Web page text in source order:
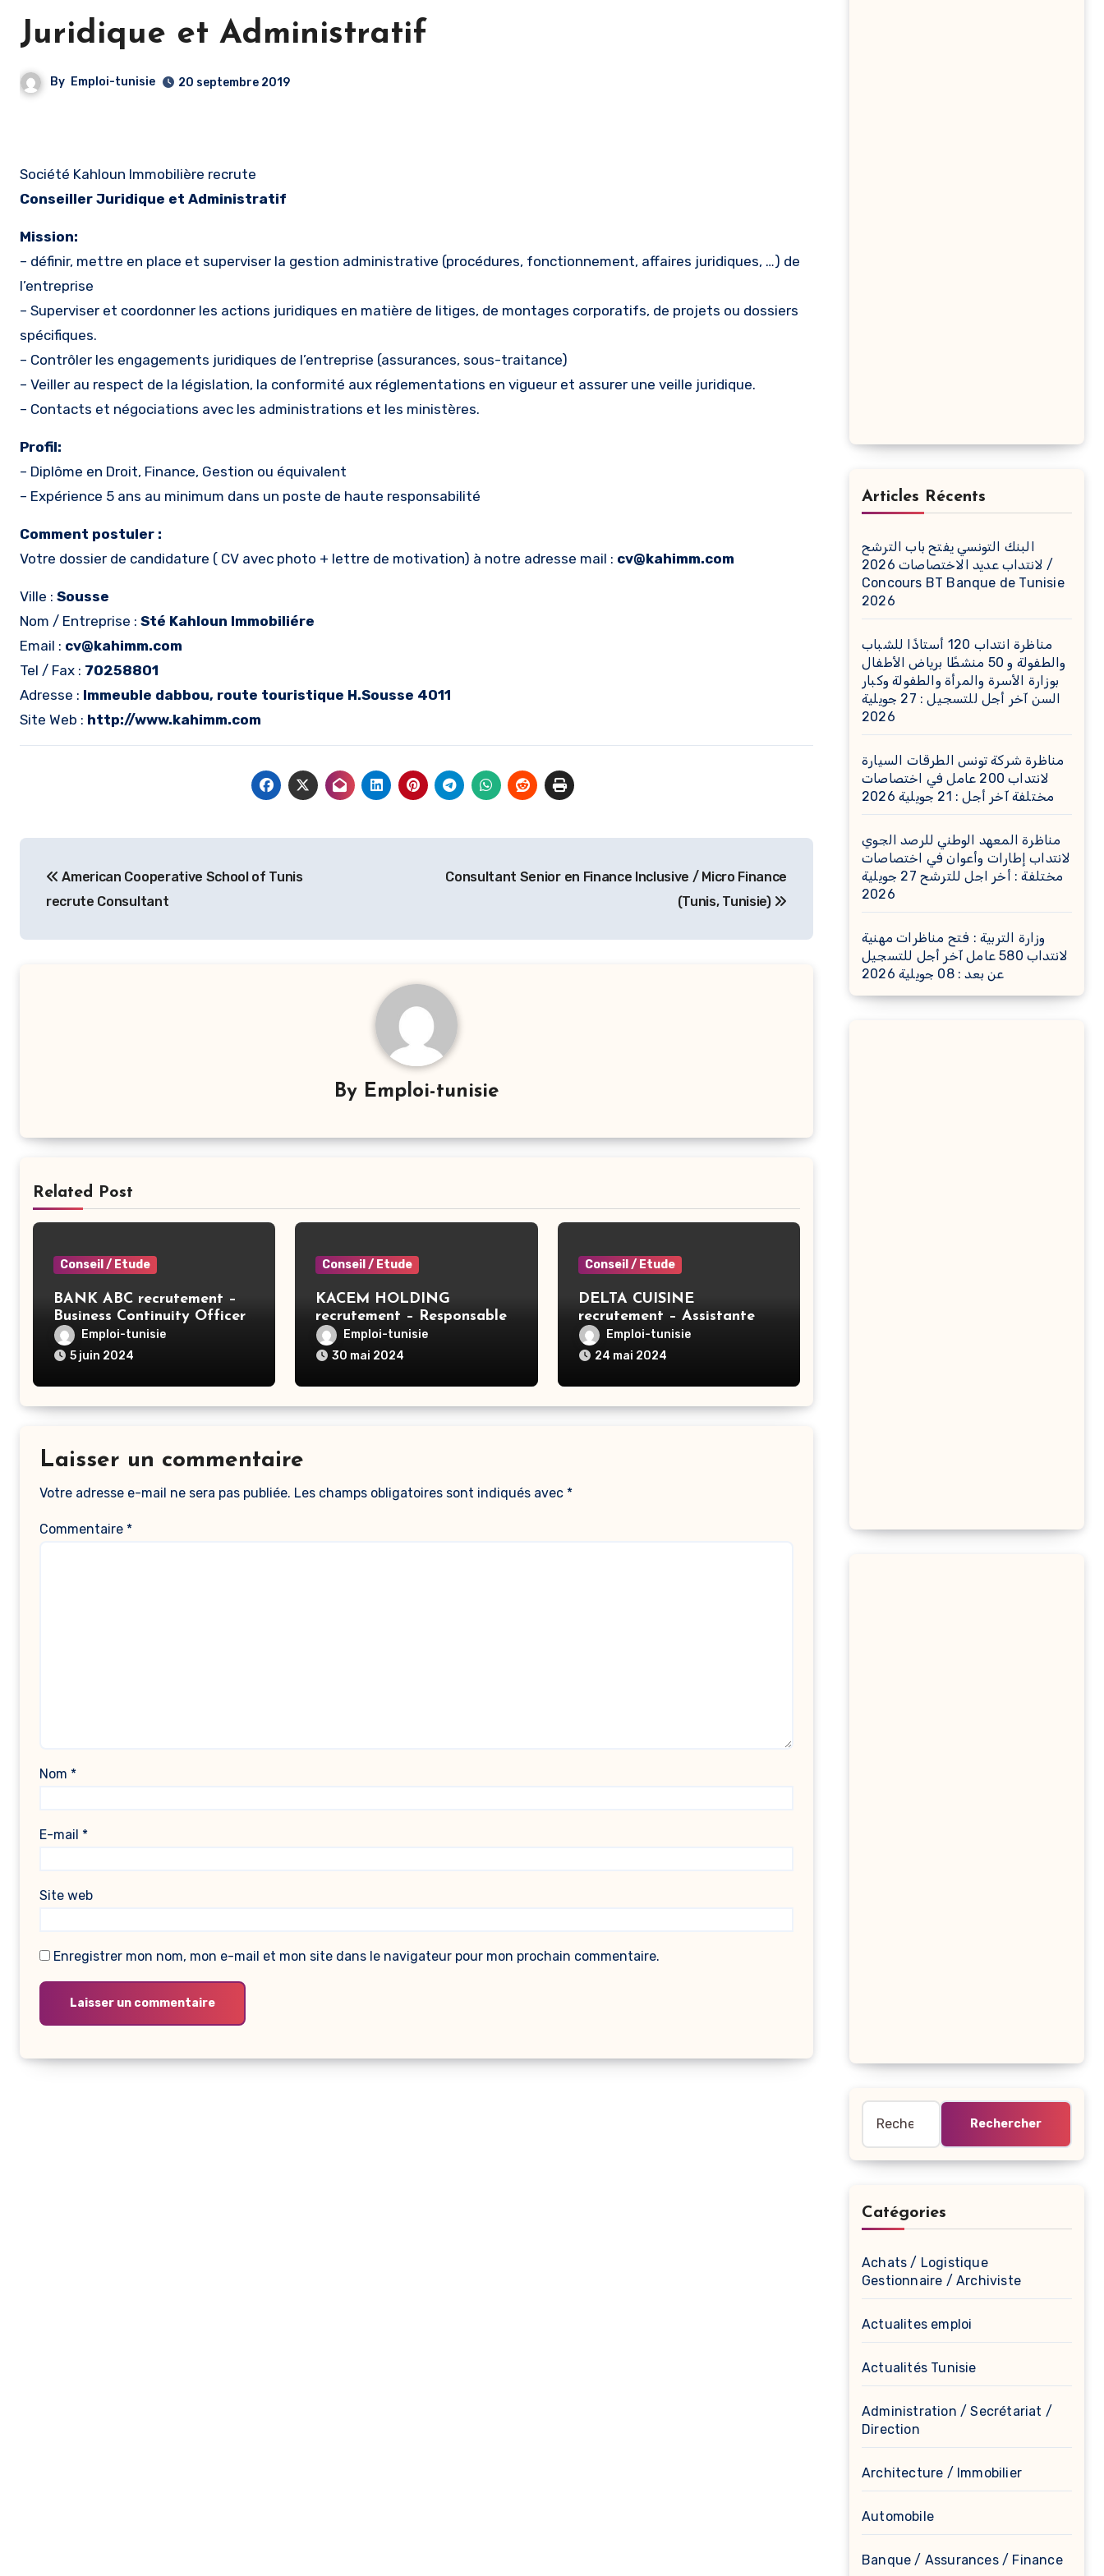
Juridique et Administratif
By Emploi-tunisie 20 septembre 2019
Société Kahloun Immobilière recrute
Conseiller Juridique et Administratif
Mission:
– définir, mettre en place et superviser la gestion administrative (procédures, fonctionnement, affaires juridiques, …) de
l’entreprise
– Superviser et coordonner les actions juridiques en matière de litiges, de montages corporatifs, de projets ou dossiers
spécifiques.
– Contrôler les engagements juridiques de l’entreprise (assurances, sous-traitance)
– Veiller au respect de la législation, la conformité aux réglementations en vigueur et assurer une veille juridique.
– Contacts et négociations avec les administrations et les ministères.
Profil:
– Diplôme en Droit, Finance, Gestion ou équivalent
– Expérience 5 ans au minimum dans un poste de haute responsabilité
Comment postuler :
Votre dossier de candidature ( CV avec photo + lettre de motivation) à notre adresse mail : cv@kahimm.com
Ville : Sousse
Nom / Entreprise : Sté Kahloun Immobiliére
Email : cv@kahimm.com
Tel / Fax : 70258801
Adresse : Immeuble dabbou, route touristique H.Sousse 4011
Site Web : http://www.kahimm.com
de
American Cooperative School of Tunis
recrute Consultant
Consultant Senior en Finance Inclusive / Micro Finance
(Tunis, Tunisie)
By Emploi-tunisie
Related Post
Conseil / Etude
BANK ABC recrutement –
Business Continuity Officer
– TunisEmploi-tunisie
5 juin 2024
Conseil / Etude
KACEM HOLDING
recrutement – Responsable
ERP SAGE X3 – Tunis
Emploi-tunisie
30 mai 2024
Conseil / Etude
DELTA CUISINE
recrutement – Assistante
commerciale – Ben Arous
Emploi-tunisie
24 mai 2024
Laisser un commentaire
Votre adresse e-mail ne sera pas publiée. Les champs obligatoires sont indiqués avec *
Commentaire *
Nom *
E-mail *
Site web
Enregistrer mon nom, mon e-mail et mon site dans le navigateur pour mon prochain commentaire.
Articles Récents
البنك التونسي يفتح باب الترشح
لانتداب عديد الاختصاصات 2026 /
Concours BT Banque de Tunisie
2026
مناظرة انتداب 120 أستاذًا للشباب
والطفولة و 50 منشطًا برياض الأطفال
بوزارة الأسرة والمرأة والطفولة وكبار
السن آخر أجل للتسجيل : 27 جويلية
2026
مناظرة شركة تونس الطرقات السيارة
لانتداب 200 عامل في اختصاصات
مختلفة آخر أجل : 21 جويلية 2026
مناظرة المعهد الوطني للرصد الجوي
لانتداب إطارات وأعوان في اختصاصات
مختلفة : أخر اجل للترشح 27 جويلية
2026
وزارة التربية : فتح مناظرات مهنية
لانتداب 580 عامل آخر أجل للتسجيل
عن بعد : 08 جويلية 2026
Catégories
Achats / Logistique
Gestionnaire / Archiviste
Actualites emploi
Actualités Tunisie
Administration / Secrétariat /
Direction
Architecture / Immobilier
Automobile
Banque / Assurances / Finance